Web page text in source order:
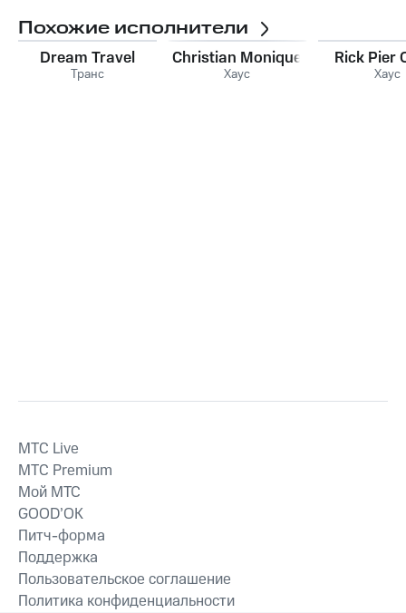
Похожие исполнители
Dream Travel
Транс
Christian Monique
Хаус
Rick Pier
Хаус
MTС Live
MTС Premium
Мой МТС
GOOD’OK
Питч-форма
Поддержка
Пользовательское соглашение
Политика конфиденциальности